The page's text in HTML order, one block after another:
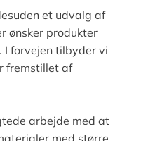
et udvalg af
ønsker produkter
I forvejen tilbyder vi
fremstillet af
arbejde med at
med større